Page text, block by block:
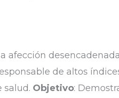
afección
de altos
salud. Objetivo: